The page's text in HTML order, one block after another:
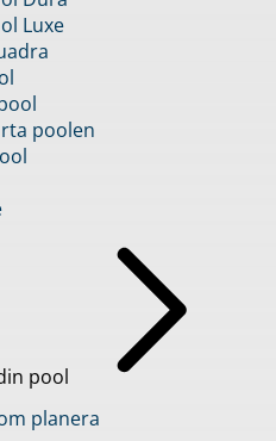
Luxe
poolen
pool
planera